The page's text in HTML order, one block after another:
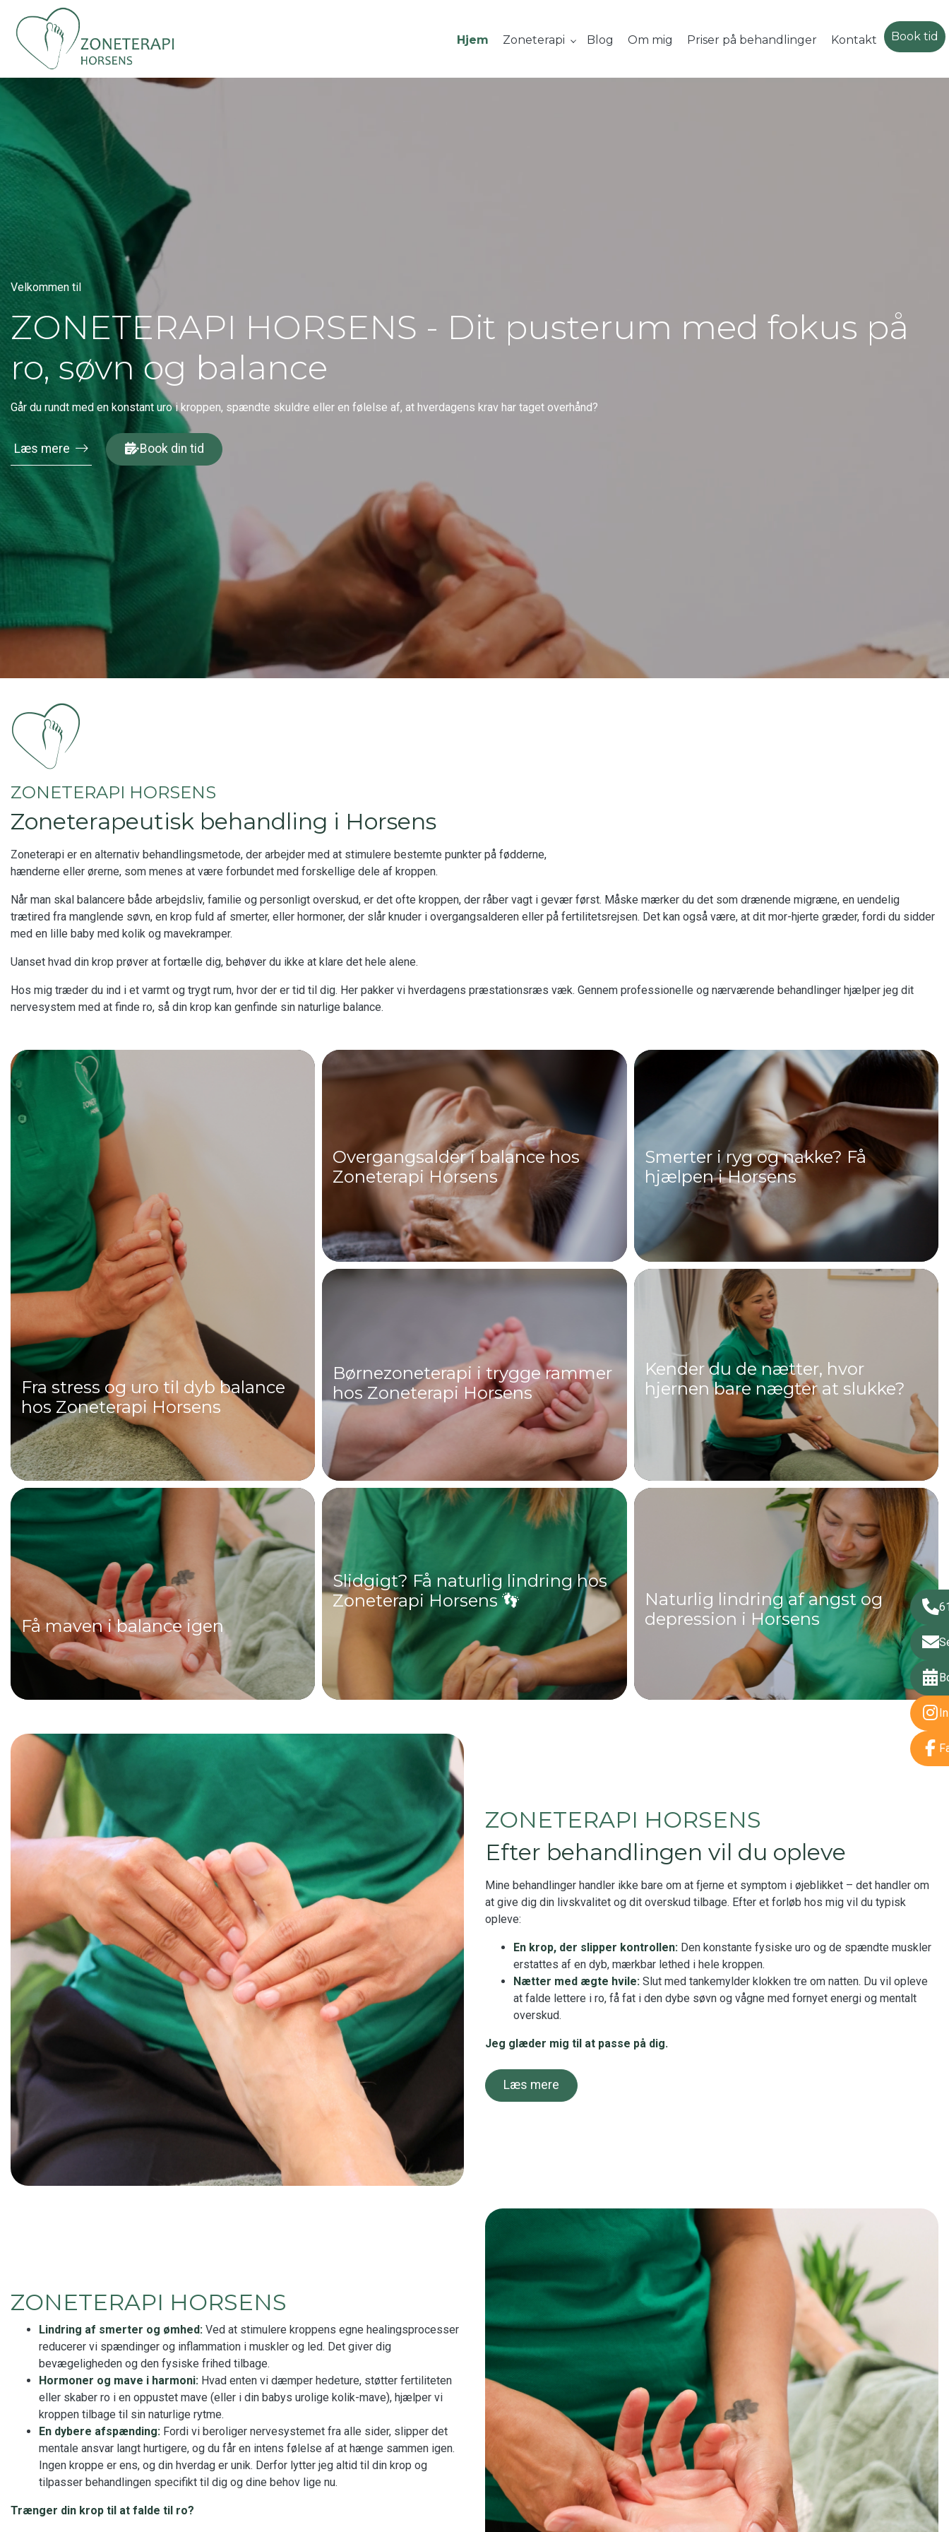
hovedindhold
Hjem Zoneterapi Blog Om mig Priser på behandlinger Kontakt Book tid
Velkommen til
ZONETERAPI HORSENS - Dit pusterum med fokus på
ro, søvn og balance
​Går du rundt med en konstant uro i kroppen, spændte skuldre eller en følelse af, at hverdagens krav har taget overhånd?
Læs mere Book din tid
ZONETERAPI HORSENS
​Zoneterapeutisk behandling i Horsens
Zoneterapi er en alternativ behandlingsmetode, der arbejder med at stimulere bestemte punkter på fødderne,
hænderne eller ørerne, som menes at være forbundet med forskellige dele af kroppen.
Når man skal balancere både arbejdsliv, familie og personligt overskud, er det ofte kroppen, der råber vagt i gevær først. Måske mærker du det som drænende migræne, en uendelig
trætired fra manglende søvn, en krop fuld af smerter, eller hormoner, der slår knuder i overgangsalderen eller på fertilitetsrejsen. Det kan også være, at dit mor-hjerte græder, fordi du sidder
med en lille baby med kolik og mavekramper.
​Uanset hvad din krop prøver at fortælle dig, behøver du ikke at klare det hele alene.
​Hos mig træder du ind i et varmt og trygt rum, hvor der er tid til dig. Her pakker vi hverdagens præstationsræs væk. Gennem professionelle og nærværende behandlinger hjælper jeg dit
nervesystem med at finde ro, så din krop kan genfinde sin naturlige balance.
​Fra stress og uro til dyb balance
hos Zoneterapi Horsens
Overgangsalder i balance hos
Zoneterapi Horsens
Smerter i ryg og nakke? Få
hjælpen i Horsens
Børnezoneterapi i trygge rammer
hos Zoneterapi Horsens
Kender du de nætter, hvor
hjernen bare nægter at slukke?
​Få maven i balance igen
Slidgigt? Få naturlig lindring hos
Zoneterapi Horsens 👣
​Naturlig lindring af angst og
depression i Horsens
ZONETERAPI HORSENS
Efter behandlingen vil du opleve
Mine behandlinger handler ikke bare om at fjerne et symptom i øjeblikket – det handler om
at give dig din livskvalitet og dit overskud tilbage. Efter et forløb hos mig vil du typisk
opleve:
En krop, der slipper kontrollen: Den konstante fysiske uro og de spændte muskler
erstattes af en dyb, mærkbar lethed i hele kroppen.
Nætter med ægte hvile: Slut med tankemylder klokken tre om natten. Du vil opleve
at falde lettere i ro, få fat i den dybe søvn og vågne med fornyet energi og mentalt
overskud.
Jeg glæder mig til at passe på dig.
Læs mere
ZONETERAPI HORSENS
Lindring af smerter og ømhed: Ved at stimulere kroppens egne healingsprocesser
reducerer vi spændinger og inflammation i muskler og led. Det giver dig
bevægeligheden og den fysiske frihed tilbage.
Hormoner og mave i harmoni: Hvad enten vi dæmper hedeture, støtter fertiliteten
eller skaber ro i en oppustet mave (eller i din babys urolige kolik-mave), hjælper vi
kroppen tilbage til sin naturlige rytme.
En dybere afspænding: Fordi vi beroliger nervesystemet fra alle sider, slipper det
mentale ansvar langt hurtigere, og du får en intens følelse af at hænge sammen igen.
​Ingen kroppe er ens, og din hverdag er unik. Derfor lytter jeg altid til din krop og
tilpasser behandlingen specifikt til dig og dine behov lige nu.
​Trænger din krop til at falde til ro?